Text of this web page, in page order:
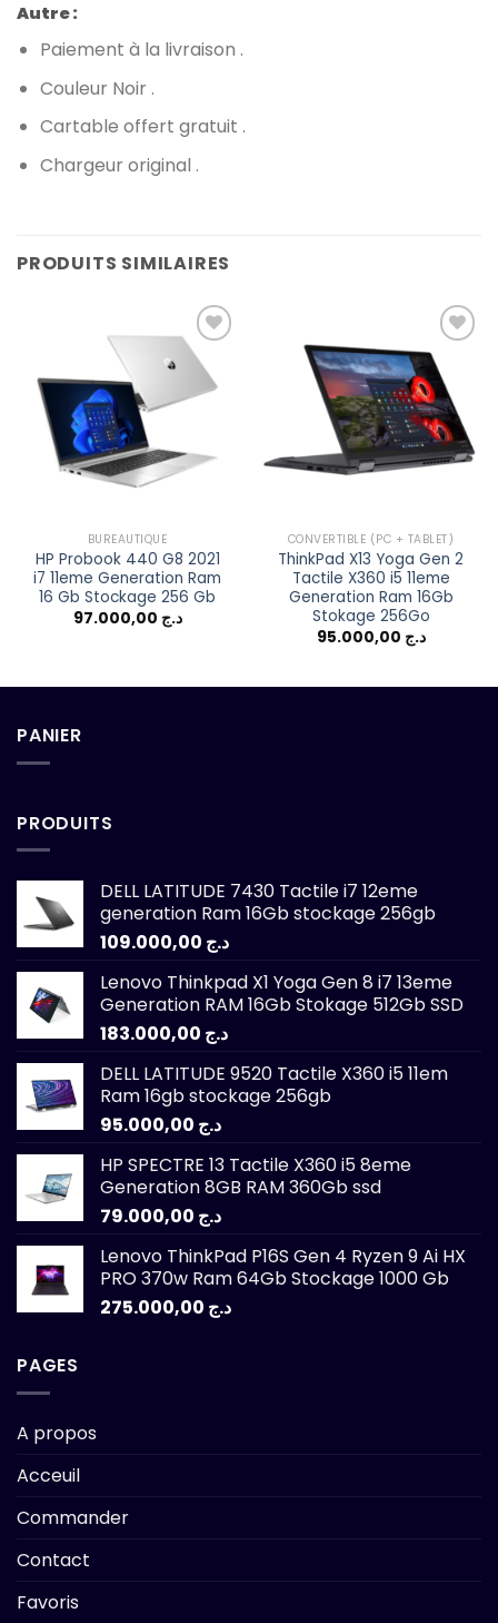
Autre :
Paiement à la livraison .
Couleur Noir .
Cartable offert gratuit .
Chargeur original .
PRODUITS SIMILAIRES
Add to
BUREAUTIQUE
HP Probook 440 G8 2021
i7 11eme Generation Ram
16 Gb Stockage 256 Gb
د.ج
Add to
wishlist
CONVERTIBLE (PC + TABLET)
ThinkPad X13 Yoga Gen 2
Tactile X360 i5 11eme
Generation Ram 16Gb
Stokage 256Go
د.ج
PANIER
PRODUITS
DELL LATITUDE 7430 Tactile i7 12eme
generation Ram 16Gb stockage 256gb
د.ج
Lenovo Thinkpad X1 Yoga Gen 8 i7 13eme
Generation RAM 16Gb Stokage 512Gb SSD
د.ج
DELL LATITUDE 9520 Tactile X360 i5 11em
Ram 16gb stockage 256gb
د.ج
HP SPECTRE 13 Tactile X360 i5 8eme
Generation 8GB RAM 360Gb ssd
د.ج
Lenovo ThinkPad P16S Gen 4 Ryzen 9 Ai HX
PRO 370w Ram 64Gb Stockage 1000 Gb
د.ج
PAGES
A propos
Acceuil
Commander
Contact
Favoris